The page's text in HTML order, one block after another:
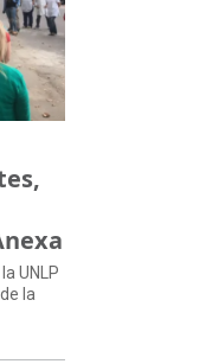
UNLP
la